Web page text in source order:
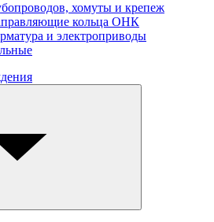
хомуты и крепеж
кольца ОНК
и электроприводы